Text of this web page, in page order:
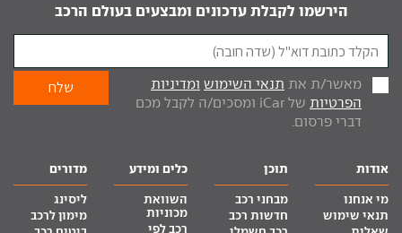
הירשמו לקבלת עדכונים ומבצעים בעולם הרכב
מאשר/ת את תנאי השימוש ומדיניות
הפרטיות
של iCar ומסכים/ה לקבל מכם
דברי פרסום.
אודות
מי אנחנו
תנאי שימוש
תוכן
מבחני רכב
חדשות רכב
כלים ומידע
השוואת
מכוניות
רכב לפי
מדורים
ליסינג
מימון לרכב